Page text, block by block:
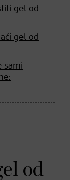
gel od
gel od
sami
od